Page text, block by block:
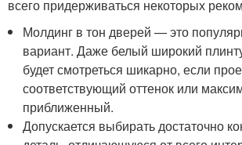
всего придерживаться некоторых
Молдинг в тон дверей — это
вариант. Даже белый широкий
будет смотреться шикарно, если
соответствующий оттенок или
приближенный.
Допускается выбирать достаточно